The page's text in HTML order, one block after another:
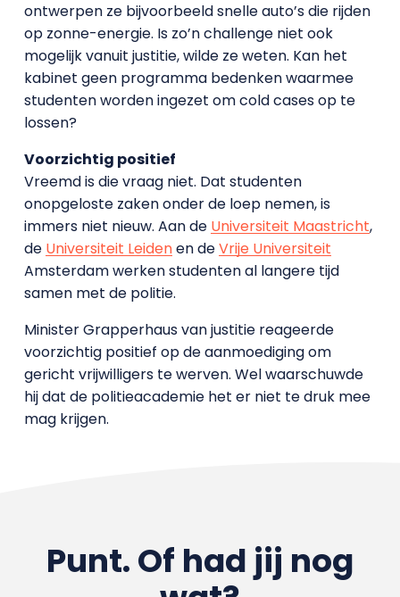
ontwerpen ze bijvoorbeeld snelle auto’s die rijden
op zonne-energie. Is zo’n challenge niet ook
mogelijk vanuit justitie, wilde ze weten. Kan het
kabinet geen programma bedenken waarmee
studenten worden ingezet om cold cases op te
lossen?
Voorzichtig positief
Vreemd is die vraag niet. Dat studenten
onopgeloste zaken onder de loep nemen, is
immers niet nieuw. Aan de Universiteit Maastricht,
de Universiteit Leidenen deVrije Universiteit
Amsterdam werken studenten al langere tijd
samen met de politie.
Minister Grapperhaus van justitie reageerde
voorzichtig positief op de aanmoediging om
gericht vrijwilligers te werven. Wel waarschuwde
hij dat de politieacademie het er niet te druk mee
mag krijgen.
Punt. Of had jij nog